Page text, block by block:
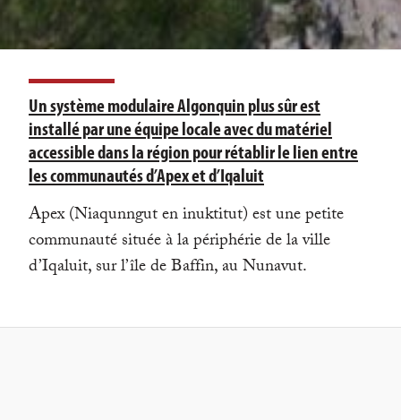
Un système modulaire Algonquin plus sûr est
installé par une équipe locale avec du matériel
accessible dans la région pour rétablir le lien entre
les communautés d’Apex et d’Iqaluit
Apex (Niaqunngut en inuktitut) est une petite
communauté située à la périphérie de la ville
d’Iqaluit, sur l’île de Baffin, au Nunavut.